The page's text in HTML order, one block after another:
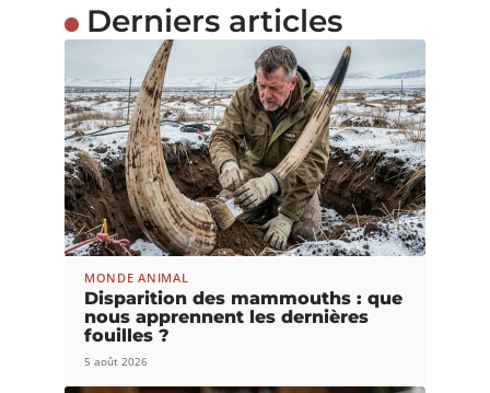
Derniers articles
MONDE ANIMAL
Disparition des mammouths : que
nous apprennent les dernières
fouilles ?
5 août 2026